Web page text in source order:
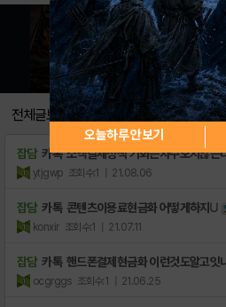
전체글보기
잡담 카톡 소액결제정책 기회는자주오지않
ytjgwp 조회수:1 | 21.08.06
잡담 카톡 콘텐츠이용료현금화 어떻게하지∪
konxir 조회수:1 | 21.07.11
잡담 카톡 핸드폰결제현금화 이런것도알고
ocgrggs 조회수:1 | 21.06.25
오늘하루 안보기